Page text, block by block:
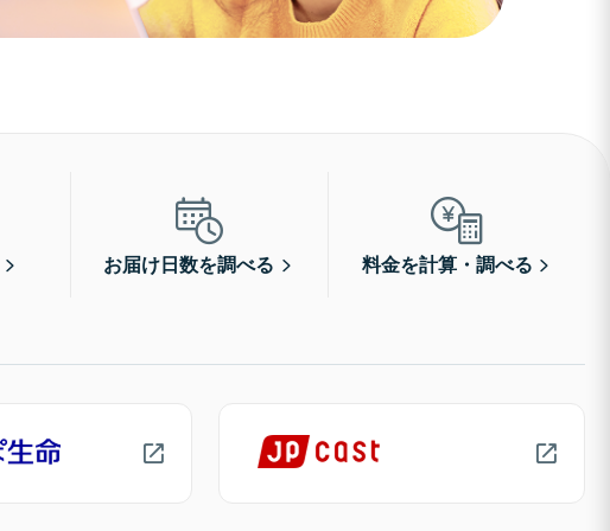
お届け日数を調べる 料金を計算・調べる